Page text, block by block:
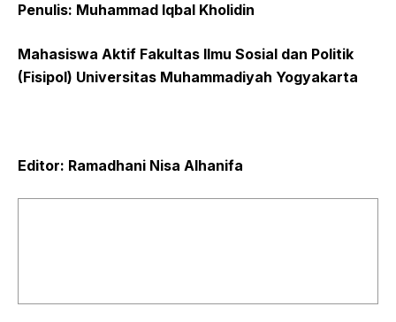
Penulis: Muhammad Iqbal Kholidin
Mahasiswa Aktif Fakultas Ilmu Sosial dan Politik
(Fisipol) Universitas Muhammadiyah Yogyakarta
Editor: Ramadhani Nisa Alhanifa